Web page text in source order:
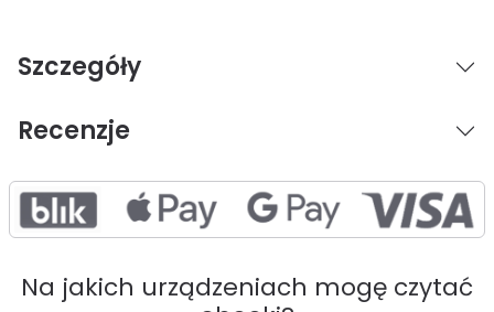
Szczegóły
Recenzje
Na jakich urządzeniach mogę czytać